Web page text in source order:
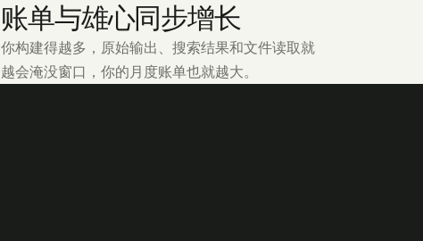
账单与雄心同步增长
你构建得越多，原始输出、搜索结果和文件读取就
越会淹没窗口，你的月度账单也就越大。